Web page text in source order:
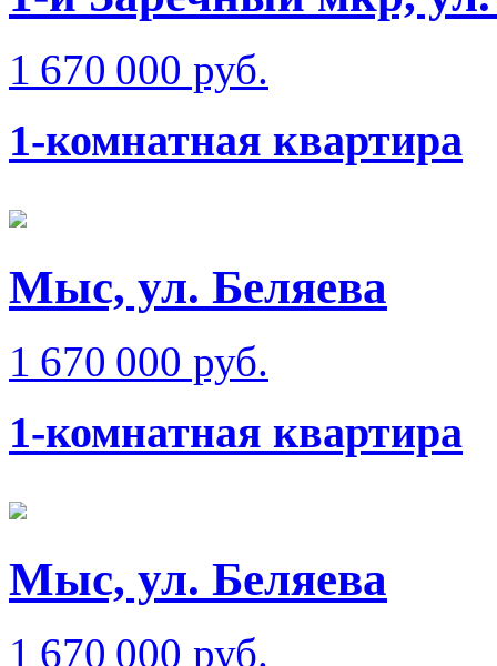
1 670 000 руб.
1-комнатная квартира
Мыс, ул. Беляева
1 670 000 руб.
1-комнатная квартира
Мыс, ул. Беляева
1 670 000 руб.